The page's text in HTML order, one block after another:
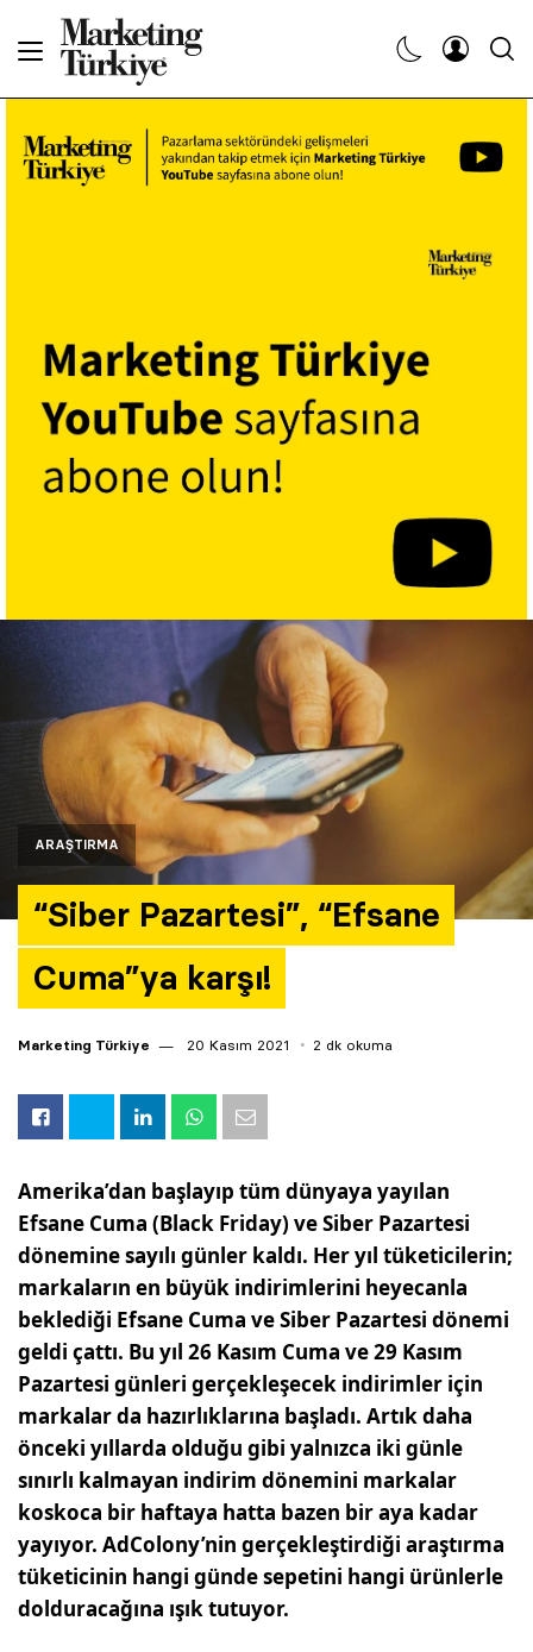
ARAŞTIRMA
“Siber Pazartesi”, “Efsane
Cuma”ya karşı!
Marketing Türkiye 20 Kasım 2021 2 dk okuma
Amerika’dan başlayıp tüm dünyaya yayılan
Efsane Cuma (Black Friday) ve Siber Pazartesi
dönemine sayılı günler kaldı. Her yıl tüketicilerin;
markaların en büyük indirimlerini heyecanla
beklediği Efsane Cuma ve Siber Pazartesi dönemi
geldi çattı. Bu yıl 26 Kasım Cuma ve 29 Kasım
Pazartesi günleri gerçekleşecek indirimler için
markalar da hazırlıklarına başladı. Artık daha
önceki yıllarda olduğu gibi yalnızca iki günle
sınırlı kalmayan indirim dönemini markalar
koskoca bir haftaya hatta bazen bir aya kadar
yayıyor. AdColony’nin gerçekleştirdiği araştırma
tüketicinin hangi günde sepetini hangi ürünlerle
dolduracağına ışık tutuyor.
Haberler
Etkinlikler
Söyleşiler
Kariyer
Araştırma